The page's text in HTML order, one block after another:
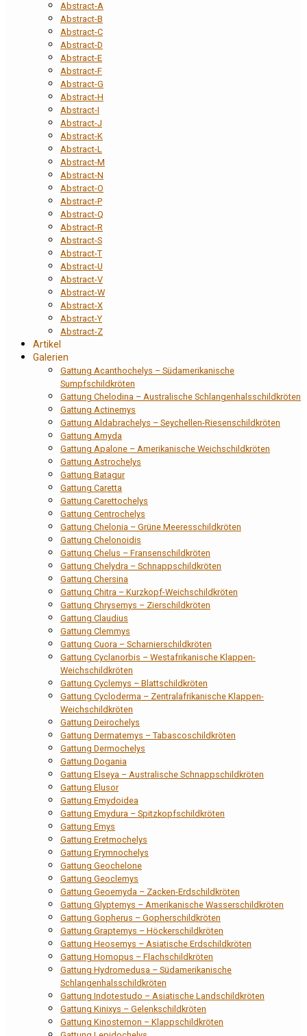
Abstract-A
Abstract-B
Abstract-C
Abstract-D
Abstract-E
Abstract-F
Abstract-G
Abstract-H
Abstract-I
Abstract-J
Abstract-K
Abstract-L
Abstract-M
Abstract-N
Abstract-O
Abstract-P
Abstract-Q
Abstract-R
Abstract-S
Abstract-T
Abstract-U
Abstract-V
Abstract-W
Abstract-X
Abstract-Y
Abstract-Z
Artikel
Galerien
Gattung Acanthochelys – Südamerikanische
Sumpfschildkröten
Gattung Chelodina – Australische Schlangenhalsschildkröten
Gattung Actinemys
Gattung Aldabrachelys – Seychellen-Riesenschildkröten
Gattung Amyda
Gattung Apalone – Amerikanische Weichschildkröten
Gattung Astrochelys
Gattung Batagur
Gattung Caretta
Gattung Carettochelys
Gattung Centrochelys
Gattung Chelonia – Grüne Meeresschildkröten
Gattung Chelonoidis
Gattung Chelus – Fransenschildkröten
Gattung Chelydra – Schnappschildkröten
Gattung Chersina
Gattung Chitra – Kurzkopf-Weichschildkröten
Gattung Chrysemys – Zierschildkröten
Gattung Claudius
Gattung Clemmys
Gattung Cuora – Scharnierschildkröten
Gattung Cyclanorbis – Westafrikanische Klappen-
Weichschildkröten
Gattung Cyclemys – Blattschildkröten
Gattung Cycloderma – Zentralafrikanische Klappen-
Weichschildkröten
Gattung Deirochelys
Gattung Dermatemys – Tabascoschildkröten
Gattung Dermochelys
Gattung Dogania
Gattung Elseya – Australische Schnappschildkröten
Gattung Elusor
Gattung Emydoidea
Gattung Emydura – Spitzkopfschildkröten
Gattung Emys
Gattung Eretmochelys
Gattung Erymnochelys
Gattung Geochelone
Gattung Geoclemys
Gattung Geoemyda – Zacken-Erdschildkröten
Gattung Glyptemys – Amerikanische Wasserschildkröten
Gattung Gopherus – Gopherschildkröten
Gattung Graptemys – Höckerschildkröten
Gattung Heosemys – Asiatische Erdschildkröten
Gattung Homopus – Flachschildkröten
Gattung Hydromedusa – Südamerikanische
Schlangenhalsschildkröten
Gattung Indotestudo – Asiatische Landschildkröten
Gattung Kinixys – Gelenkschildkröten
Gattung Kinosternon – Klappschildkröten